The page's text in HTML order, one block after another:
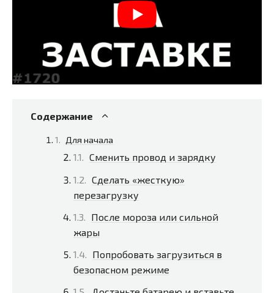
Содержание
Для начала
Сменить провод и зарядку
Сделать «жесткую»
перезагрузку
После мороза или сильной
жары
Попробовать загрузиться в
безопасном режиме